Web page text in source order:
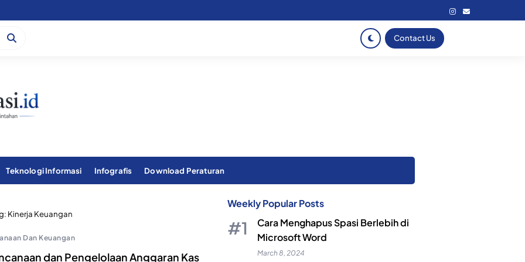
Contact Us
Teknologi Informasi Infografis Download Peraturan
Kinerja Keuangan
Dan Keuangan
dan Pengelolaan Anggaran Kas
Weekly Popular Posts
Cara Menghapus Spasi Berlebih di
Microsoft Word
March 8, 2024